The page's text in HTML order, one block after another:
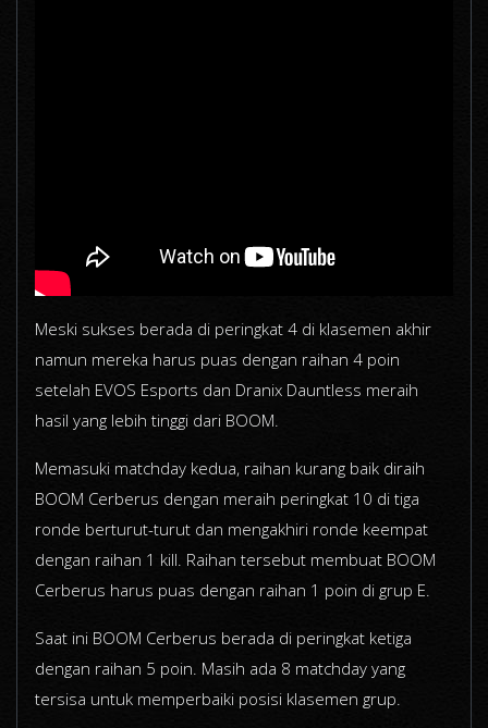
Meski sukses berada di peringkat 4 di klasemen akhir
namun mereka harus puas dengan raihan 4 poin
setelah EVOS Esports dan Dranix Dauntless meraih
hasil yang lebih tinggi dari BOOM.
Memasuki matchday kedua, raihan kurang baik diraih
BOOM Cerberus dengan meraih peringkat 10 di tiga
ronde berturut-turut dan mengakhiri ronde keempat
dengan raihan 1 kill. Raihan tersebut membuat BOOM
Cerberus harus puas dengan raihan 1 poin di grup E.
Saat ini BOOM Cerberus berada di peringkat ketiga
dengan raihan 5 poin. Masih ada 8 matchday yang
tersisa untuk memperbaiki posisi klasemen grup.